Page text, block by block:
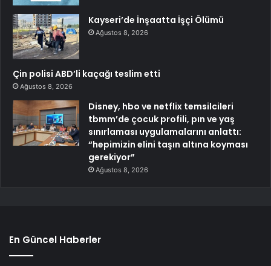
Kayseri’de İnşaatta İşçi Ölümü
Ağustos 8, 2026
Çin polisi ABD’li kaçağı teslim etti
Ağustos 8, 2026
Disney, hbo ve netflix temsilcileri
tbmm’de çocuk profili, pın ve yaş
sınırlaması uygulamalarını anlattı:
“hepimizin elini taşın altına koyması
gerekiyor”
Ağustos 8, 2026
En Güncel Haberler